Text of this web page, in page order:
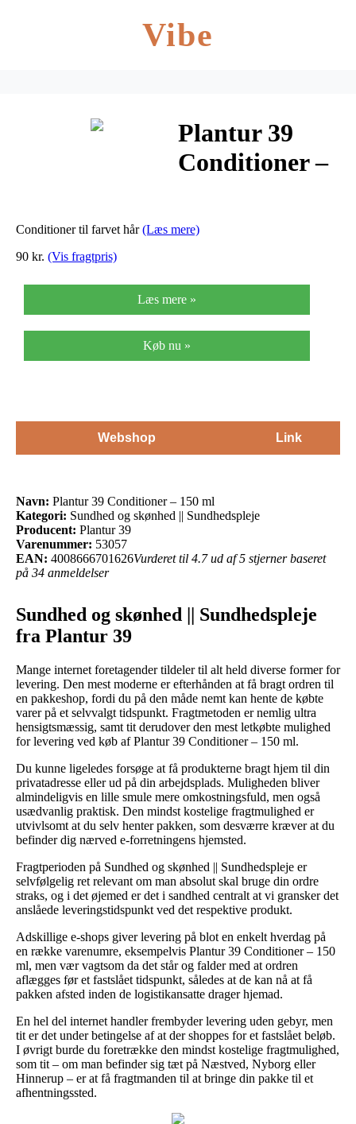
Vibe
Plantur 39
Conditioner –
Conditioner til farvet hår(Læs mere)
90 kr. (Vis fragtpris)
Læs mere »
Køb nu »
Webshop Link
Navn: Plantur 39 Conditioner – 150 ml
Kategori: Sundhed og skønhed || Sundhedspleje
Producent: Plantur 39
Varenummer: 53057
EAN: 4008666701626Vurderet til 4.7 ud af 5 stjerner baseret
på 34 anmeldelser
Sundhed og skønhed || Sundhedspleje
fra Plantur 39
Mange internet foretagender tildeler til alt held diverse former for
levering. Den mest moderne er efterhånden at få bragt ordren til
en pakkeshop, fordi du på den måde nemt kan hente de købte
varer på et selvvalgt tidspunkt. Fragtmetoden er nemlig ultra
hensigtsmæssig, samt tit derudover den mest letkøbte mulighed
for levering ved køb af Plantur 39 Conditioner – 150 ml.
Du kunne ligeledes forsøge at få produkterne bragt hjem til din
privatadresse eller ud på din arbejdsplads. Muligheden bliver
almindeligvis en lille smule mere omkostningsfuld, men også
usædvanlig praktisk. Den mindst kostelige fragtmulighed er
utvivlsomt at du selv henter pakken, som desværre kræver at du
befinder dig nærved e-forretningens hjemsted.
Fragtperioden på Sundhed og skønhed || Sundhedspleje er
selvfølgelig ret relevant om man absolut skal bruge din ordre
straks, og i det øjemed er det i sandhed centralt at vi gransker det
anslåede leveringstidspunkt ved det respektive produkt.
Adskillige e-shops giver levering på blot en enkelt hverdag på
en række varenumre, eksempelvis Plantur 39 Conditioner – 150
ml, men vær vagtsom da det står og falder med at ordren
aflægges før et fastslået tidspunkt, således at de kan nå at få
pakken afsted inden de logistikansatte drager hjemad.
En hel del internet handler frembyder levering uden gebyr, men
tit er det under betingelse af at der shoppes for et fastslået beløb.
I øvrigt burde du foretrække den mindst kostelige fragtmulighed,
som tit – om man befinder sig tæt på Næstved, Nyborg eller
Hinnerup – er at få fragtmanden til at bringe din pakke til et
afhentningssted.